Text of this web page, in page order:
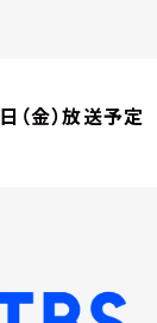
（金）放送予定